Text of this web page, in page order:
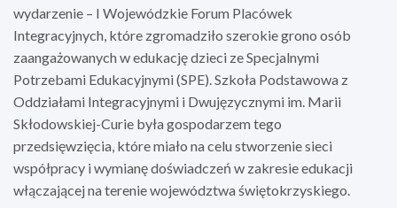
wydarzenie – I Wojewódzkie Forum Placówek
Integracyjnych, które zgromadziło szerokie grono osób
zaangażowanych w edukację dzieci ze Specjalnymi
Potrzebami Edukacyjnymi (SPE). Szkoła Podstawowa z
Oddziałami Integracyjnymi i Dwujęzycznymi im. Marii
Skłodowskiej-Curie była gospodarzem tego
przedsięwzięcia, które miało na celu stworzenie sieci
współpracy i wymianę doświadczeń w zakresie edukacji
włączającej na terenie województwa świętokrzyskiego.